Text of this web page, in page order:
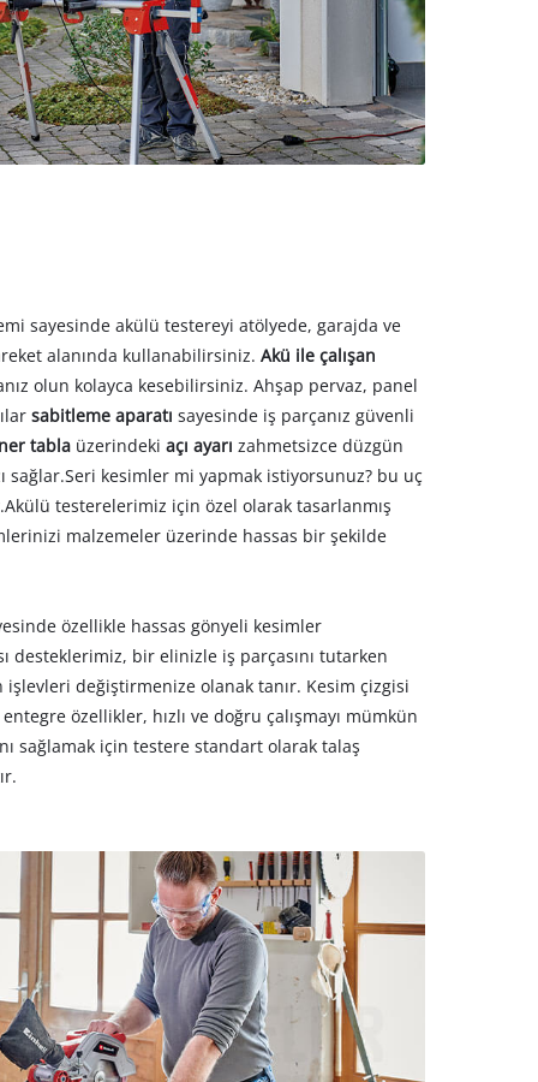
sayesinde akülü testereyi atölyede, garajda ve
alanında kullanabilirsiniz. Akü ile çalışan
olun kolayca kesebilirsiniz. Ahşap pervaz, panel
sabitleme aparatı sayesinde iş parçanız güvenli
tabla üzerindeki açı ayarı zahmetsizce düzgün
sağlar.Seri kesimler mi yapmak istiyorsunuz? bu uç
testerelerimiz için özel olarak tasarlanmış
malzemeler üzerinde hassas bir şekilde
özellikle hassas gönyeli kesimler
desteklerimiz, bir elinizle iş parçasını tutarken
değiştirmenize olanak tanır. Kesim çizgisi
entegre özellikler, hızlı ve doğru çalışmayı mümkün
sağlamak için testere standart olarak talaş